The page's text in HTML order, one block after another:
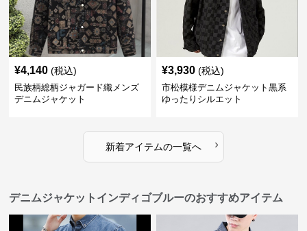
¥4,140 (税込)
民族柄総柄ジャガード織メンズ
デニムジャケット
¥3,930 (税込)
市松模様デニムジャケット黒系
ゆったりシルエット
新着アイテムの一覧へ ›
デニムジャケットインディゴブルーのおすすめアイテム